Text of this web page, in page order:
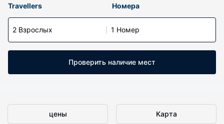
Travellers Номера
2 Взрослых 1 Номер
Проверить наличие мест
цены Карта